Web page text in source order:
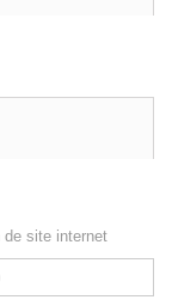
de site internet